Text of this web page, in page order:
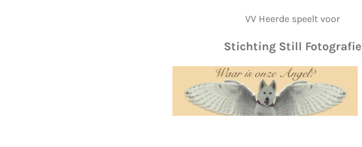
VV Heerde speelt voor
Stichting Still Fotografie